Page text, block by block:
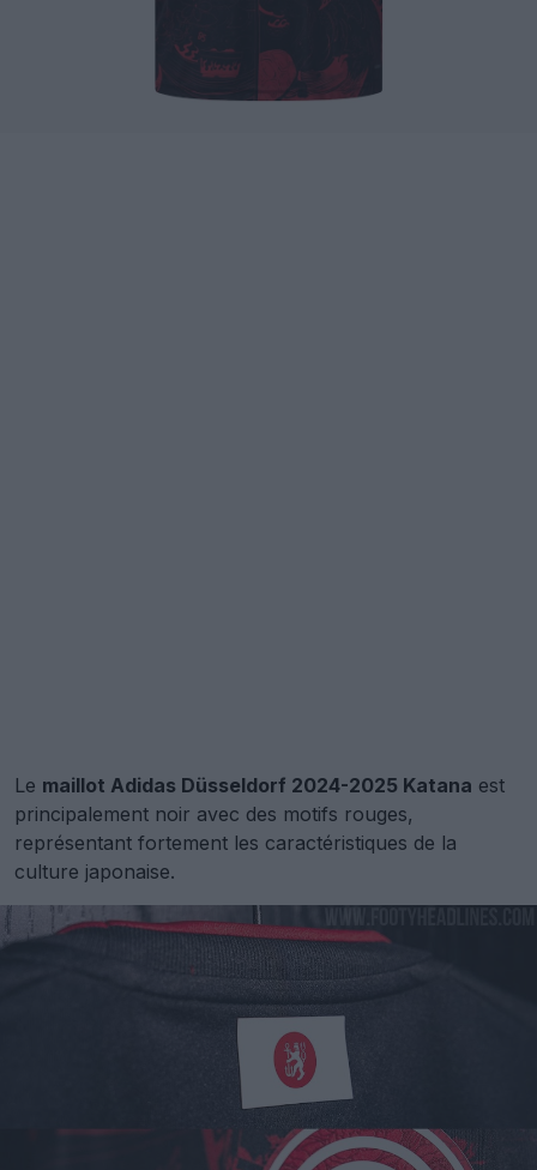
Le maillot Adidas Düsseldorf 2024-2025 Katana est
principalement noir avec des motifs rouges,
représentant fortement les caractéristiques de la
culture japonaise.